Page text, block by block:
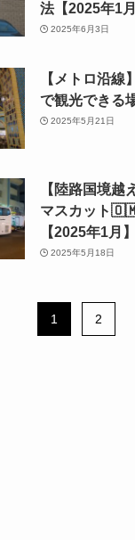
法【2025年1月
2025年6月3日
【メトロ沿
で観光できる
2025年5月21日
【陸路国境
マスカット
【2025年1月】
2025年5月18日
1 2